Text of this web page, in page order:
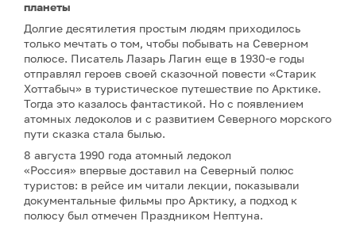
планеты
Долгие десятилетия простым людям приходилось
только мечтать о том, чтобы побывать на Северном
полюсе. Писатель Лазарь Лагин еще в 1930-е годы
отправлял героев своей сказочной повести «Старик
Хоттабыч» в туристическое путешествие по Арктике.
Тогда это казалось фантастикой. Но с появлением
атомных ледоколов и с развитием Северного морского
пути сказка стала былью.
8 августа 1990 года атомный ледокол
«Россия» впервые доставил на Северный полюс
туристов: в рейсе им читали лекции, показывали
документальные фильмы про Арктику, а подход к
полюсу был отмечен Праздником Нептуна.